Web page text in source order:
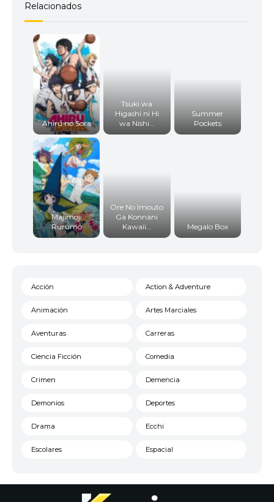
Relacionados
Ahiru no Sora
Tsuki wa
Higashi ni Hi
wa Nishi...
Summer
Pockets
Majimoji
Rurumo
Ore No Imouto
Ga Konnani
Kawaii...
Megalo Box
Acción Action & Adventure
Animación Artes Marciales
Aventuras Carreras
Ciencia Ficción Comedia
Crimen Demencia
Demonios Deportes
Drama Ecchi
Escolares Espacial
Historico